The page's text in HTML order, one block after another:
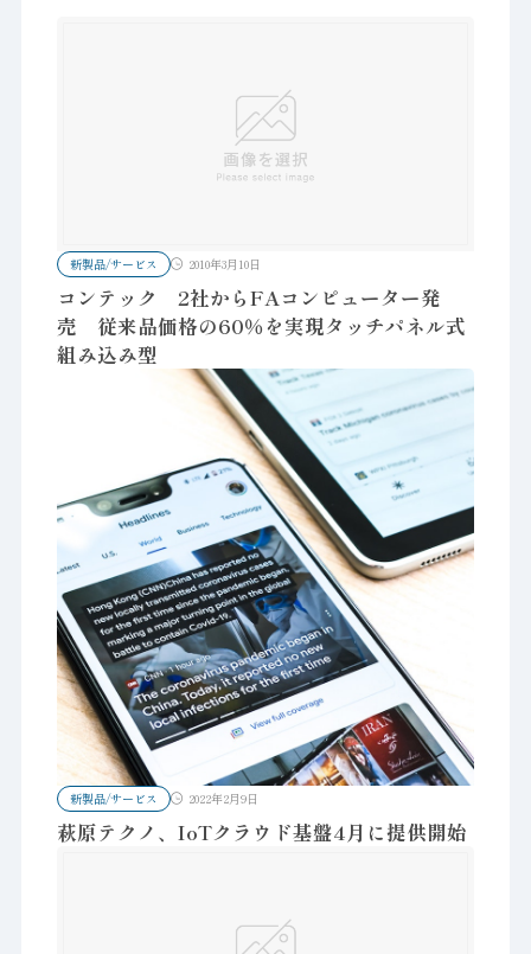
新製品/サービス 2010年3月10日
コンテック 2社からFAコンピューター発
売 従来品価格の60％を実現タッチパネル式
組み込み型
新製品/サービス 2022年2月9日
萩原テクノ、IoTクラウド基盤4月に提供開始